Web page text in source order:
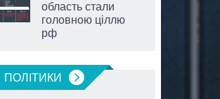
область стали
головною ціллю
рф
ПОЛIТИКИ